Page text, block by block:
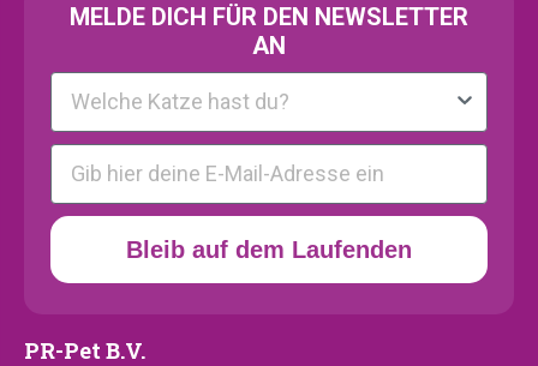
MELDE DICH FÜR DEN NEWSLETTER
AN
Kattenras
E-mail
Bleib auf dem Laufenden
PR-Pet B.V.